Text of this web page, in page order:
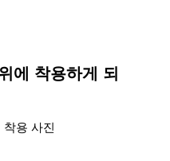
에 착용하게 되